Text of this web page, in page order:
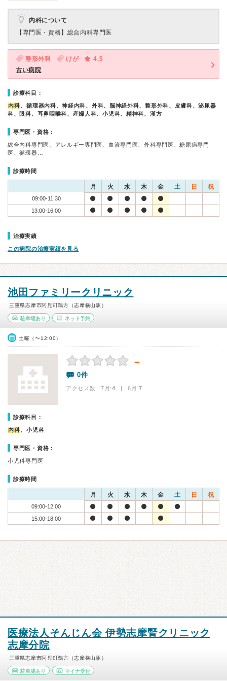
内科について
【専門医・資格】 総合内科専門医
整形外科 けが
4.5
古い病院
診療科目：
内科、循環器内科、神経内科、外科、脳神経外科、整形外科、皮膚科、泌尿器
科、眼科、耳鼻咽喉科、産婦人科、小児科、精神科、漢方
専門医・資格：
総合内科専門医、アレルギー専門医、血液専門医、外科専門医、糖尿病専門
医、循環器…
診療時間
月 火 水 木 金 土 日 祝
09:00-11:30
13:00-16:00
治療実績
この病院の治療実績を見る
池田ファミリークリニック
三重県志摩市阿児町鵜方（志摩横山駅）
駐車場あり ネット予約
土曜（〜12:00）
－
0件
アクセス数 7月:4 | 6月:7
診療科目：
内科、小児科
専門医・資格：
小児科専門医
診療時間
月 火 水 木 金 土 日 祝
09:00-12:00
15:00-18:00
医療法人そんじん会 伊勢志摩腎クリニック
志摩分院
三重県志摩市阿児町鵜方（志摩横山駅）
駐車場あり マイナ受付